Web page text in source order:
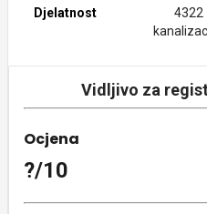
Djelatnost
4322
Vidljivo za
Ocjena
?/10